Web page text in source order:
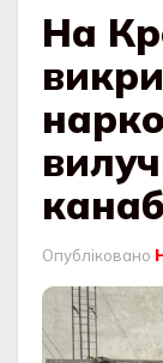
На
Опубліковано